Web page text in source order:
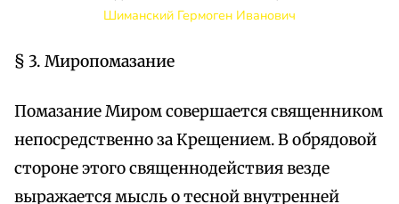
Шиманский Гермоген Иванович
§ 3. Миропомазание
Помазание Миром совершается священником
непосредственно за Крещением. В обрядовой
стороне этого священнодействия везде
выражается мысль о тесной внутренней